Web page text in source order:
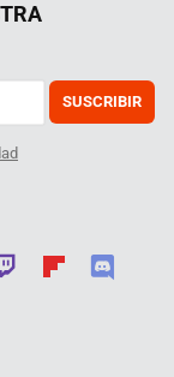
SUSCRIBIR